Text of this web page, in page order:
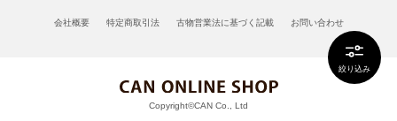
絞り込み
会社概要 特定商取引法 古物営業法に基づく記載 お問い合わせ
Copyright©CAN Co., Ltd